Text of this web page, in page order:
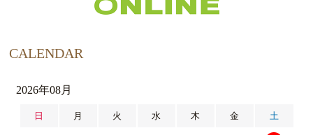
CALENDAR
2026年08月
日 月 火 水 木 金 土